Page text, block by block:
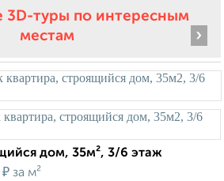
3D-туры по интересным
местам
›
дом, 35м², 3/6 этаж
₽ за м²